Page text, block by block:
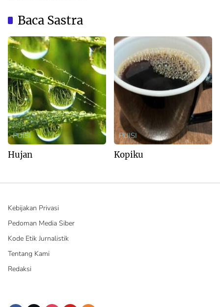
Baca Sastra
PUISI
Hujan
PUISI
Kopiku
Kebijakan Privasi
Pedoman Media Siber
Kode Etik Jurnalistik
Tentang Kami
Redaksi